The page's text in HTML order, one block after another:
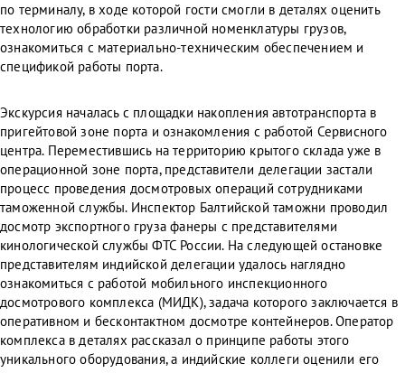
по терминалу, в ходе которой гости смогли в деталях оценить
технологию обработки различной номенклатуры грузов,
ознакомиться с материально-техническим обеспечением и
спецификой работы порта.
Экскурсия началась с площадки накопления автотранспорта в
пригейтовой зоне порта и ознакомления с работой Сервисного
центра. Переместившись на территорию крытого склада уже в
операционной зоне порта, представители делегации застали
процесс проведения досмотровых операций сотрудниками
таможенной службы. Инспектор Балтийской таможни проводил
досмотр экспортного груза фанеры с представителями
кинологической службы ФТС России. На следующей остановке
представителям индийской делегации удалось наглядно
ознакомиться с работой мобильного инспекционного
досмотрового комплекса (МИДК), задача которого заключается в
оперативном и бесконтактном досмотре контейнеров. Оператор
комплекса в деталях рассказал о принципе работы этого
уникального оборудования, а индийские коллеги оценили его